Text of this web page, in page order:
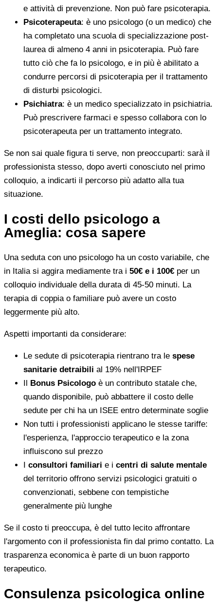
e attività di prevenzione. Non può fare psicoterapia.
Psicoterapeuta: è uno psicologo (o un medico) che
ha completato una scuola di specializzazione post-
laurea di almeno 4 anni in psicoterapia. Può fare
tutto ciò che fa lo psicologo, e in più è abilitato a
condurre percorsi di psicoterapia per il trattamento
di disturbi psicologici.
Psichiatra: è un medico specializzato in psichiatria.
Può prescrivere farmaci e spesso collabora con lo
psicoterapeuta per un trattamento integrato.
Se non sai quale figura ti serve, non preoccuparti: sarà il
professionista stesso, dopo averti conosciuto nel primo
colloquio, a indicarti il percorso più adatto alla tua
situazione.
I costi dello psicologo a
Ameglia: cosa sapere
Una seduta con uno psicologo ha un costo variabile, che
in Italia si aggira mediamente tra i 50€ e i 100€ per un
colloquio individuale della durata di 45-50 minuti. La
terapia di coppia o familiare può avere un costo
leggermente più alto.
Aspetti importanti da considerare:
Le sedute di psicoterapia rientrano tra le spese
sanitarie detraibili al 19% nell'IRPEF
Il Bonus Psicologo è un contributo statale che,
quando disponibile, può abbattere il costo delle
sedute per chi ha un ISEE entro determinate soglie
Non tutti i professionisti applicano le stesse tariffe:
l'esperienza, l'approccio terapeutico e la zona
influiscono sul prezzo
I consultori familiari e i centri di salute mentale
del territorio offrono servizi psicologici gratuiti o
convenzionati, sebbene con tempistiche
generalmente più lunghe
Se il costo ti preoccupa, è del tutto lecito affrontare
l'argomento con il professionista fin dal primo contatto. La
trasparenza economica è parte di un buon rapporto
terapeutico.
Consulenza psicologica online